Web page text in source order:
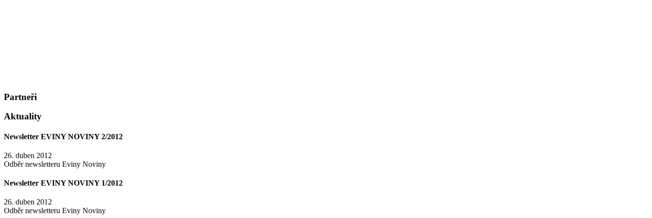
Partneři
Aktuality
Newsletter EVINY NOVINY 2/2012
26. duben 2012
Odběr newsletteru Eviny Noviny
Newsletter EVINY NOVINY 1/2012
26. duben 2012
Odběr newsletteru Eviny Noviny